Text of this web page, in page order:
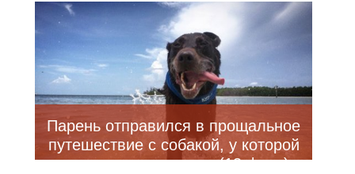
Парень отправился в прощальное
путешествие с собакой, у которой
диагностировали рак (13 фото)